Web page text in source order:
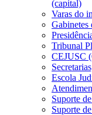
(capital)
Varas do
Gabinetes
Tribunal
CEJUSC
Escola
Suporte
Suporte